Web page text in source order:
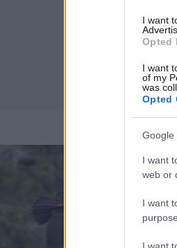
I want
Opted
I want
of my
was
Opted
Google
I want
web or
I want
I want